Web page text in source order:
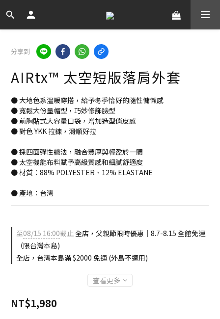
分享到
AIRtx™ 太空短版落肩外套
● 大地色系溫暖穿搭，給予冬季恰好的隨性慵懶感
● 寬鬆大份量帽型，巧妙修飾臉型
● 前胸貼式大容量口袋，增加造型俏皮感
● 對色 YKK 拉鍊，滑順好拉
● 採四面彈性織法，融合豐厚與輕盈於一體
● 太空機能布料賦予高級質感和細膩舒適度
● 材質：88% POLYESTER、12% ELASTANE
● 產地：台灣
至08/15 16:00截止全店，父親節限時優惠｜8.7-8.15 全館免運
（限台灣本島)
全店，台灣本島滿 $2000 免運 (外島不適用)
查看更多
NT$1,980